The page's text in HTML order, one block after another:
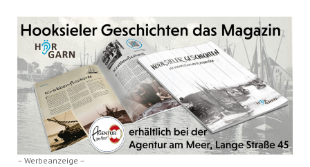
– Werbeanzeige –